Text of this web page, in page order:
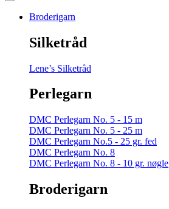
Broderigarn
Silketråd
Lene’s Silketråd
Perlegarn
DMC Perlegarn No. 5 - 15 m
DMC Perlegarn No. 5 - 25 m
DMC Perlegarn No.5 - 25 gr. fed
DMC Perlegarn No. 8
DMC Perlegarn No. 8 - 10 gr. nøgle
Broderigarn